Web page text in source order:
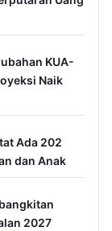
KUA-
Naik
Ada 202
dan Anak
2027